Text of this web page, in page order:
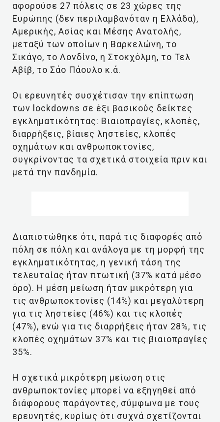
αφορούσε 27 πόλεις σε 23 χώρες της
Ευρώπης (δεν περιλαμβανόταν η Ελλάδα),
Αμερικής, Ασίας και Μέσης Ανατολής,
μεταξύ των οποίων η Βαρκελώνη, το
Σικάγο, το Λονδίνο, η Στοκχόλμη, το Τελ
Αβίβ, το Σάο Πάουλο κ.ά.
Οι ερευνητές συσχέτισαν την επίπτωση
των lockdowns σε έξι βασικούς δείκτες
εγκληματικότητας: Βιαιοπραγίες, κλοπές,
διαρρήξεις, βίαιες ληστείες, κλοπές
οχημάτων και ανθρωποκτονίες,
συγκρίνοντας τα σχετικά στοιχεία πριν και
μετά την πανδημία.
Διαπιστώθηκε ότι, παρά τις διαφορές από
πόλη σε πόλη και ανάλογα με τη μορφή της
εγκληματικότητας, η γενική τάση της
τελευταίας ήταν πτωτική (37% κατά μέσο
όρο). Η μέση μείωση ήταν μικρότερη για
τις ανθρωποκτονίες (14%) και μεγαλύτερη
για τις ληστείες (46%) και τις κλοπές
(47%), ενώ για τις διαρρήξεις ήταν 28%, τις
κλοπές οχημάτων 37% και τις βιαιοπραγίες
35%.
Η σχετικά μικρότερη μείωση στις
ανθρωποκτονίες μπορεί να εξηγηθεί από
διάφορους παράγοντες, σύμφωνα με τους
ερευνητές, κυρίως ότι συχνά σχετίζονται